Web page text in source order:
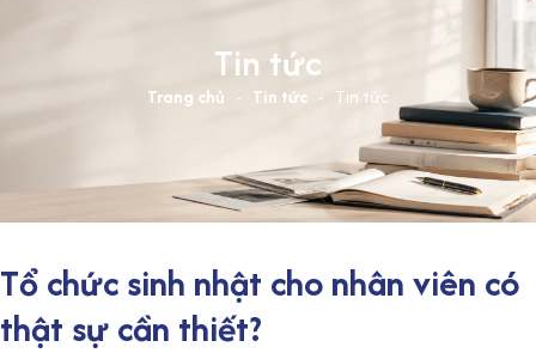
Tin tức
Trang chủ - Tin tức - Tin tức
Tổ chức sinh nhật cho nhân viên có
thật sự cần thiết?